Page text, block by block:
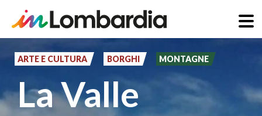
principale
ARTE E CULTURA BORGHI MONTAGNE
La Valle